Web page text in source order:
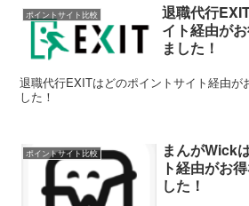
ポイントサイト比較
退職代行
イト経由が
ました！
退職代行EXITはどのポイントサイト経由が
した！
ポイントサイト比較
まんがWick
ト経由がお
した！